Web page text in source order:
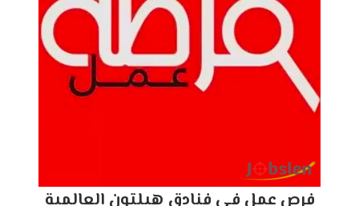
فرص عمل في فنادق هيلتون العالمية